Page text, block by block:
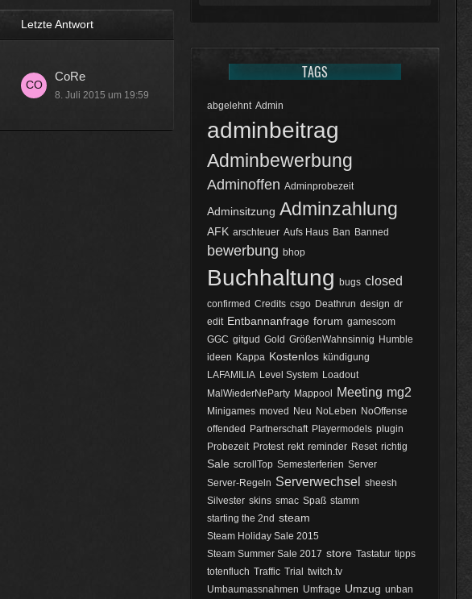
50-60 €
12:07
Letzte Antwort
CoRe
8. Juli 2015 um 19:59
TAGS
abgelehnt Admin
adminbeitrag
Adminbewerbung
Adminoffen Adminprobezeit
Adminsitzung Adminzahlung
AFK arschteuer Aufs Haus Ban Banned
bewerbung bhop
Buchhaltung bugs closed
confirmed Credits csgo Deathrun design dr
edit Entbannanfrage forum gamescom
GGC gitgud Gold GrößenWahnsinnig Humble
ideen Kappa Kostenlos kündigung
LAFAMILIA Level System Loadout
MalWiederNeParty Mappool Meeting mg2
Minigames moved Neu NoLeben NoOffense
offended
Partnerschaft Playermodels plugin
Probezeit Protest rekt reminder Reset richtig
Sale scrollTop Semesterferien Server
Server-Regeln Serverwechsel
sheesh
Silvester skins smac Spaß stamm
starting the 2nd steam
Steam Holiday Sale 2015
Steam Summer Sale 2017 store Tastatur tipps
totenfluch Traffic Trial twitch.tv
Umbaumassnahmen Umfrage Umzug unban